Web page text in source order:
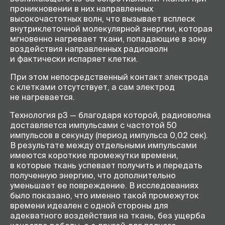
проникновении в них направленных
высокочастотных волн, что вызывает всплеск
внутриклеточной молекулярной энергии, которая
мгновенно нагревает ткани, попадающие в зону
воздействия направленных радиоволн
и фактически испаряет клетки.
При этом непосредственный контакт электрода
с клетками отсутствует, а сам электрод
не нагревается.
Технология р3 — благодаря которой, радиоволна
доставляется импульсами с частотой 50
импульсов в секунду (период импульса 0,02 сек).
В результате между отдельными импульсами
имеются короткие промежутки времени,
в которые ткань успевает получить и передать
полученную энергию, что дополнительно
уменьшает ее повреждение. В исследованиях
было показано, что именно такой промежуток
времени идеален с одной стороны для
адекватного воздействия на ткань, без ущерба